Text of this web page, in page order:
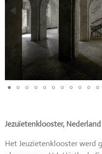
Jezuïetenklooster, Nederland
Het Jeuzïetenklooster werd